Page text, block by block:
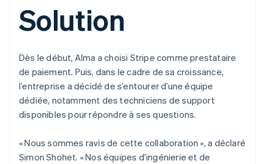
Solution
Dès le début, Alma a choisi Stripe comme prestataire
de paiement. Puis, dans le cadre de sa croissance,
l’entreprise a décidé de s’entourer d’une équipe
dédiée, notamment des techniciens de support
disponibles pour répondre à ses questions.
« Nous sommes ravis de cette collaboration », a déclaré
Simon Shohet. « Nos équipes d’ingénierie et de